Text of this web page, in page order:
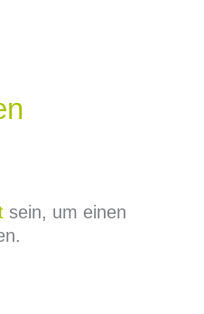
sein, um einen